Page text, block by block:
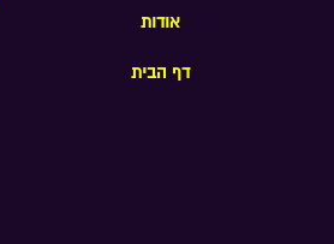
אודות
דף הבית